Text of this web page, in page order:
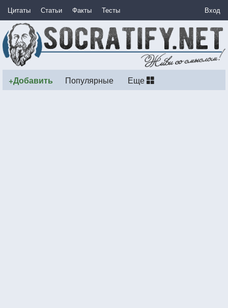
Цитаты Статьи Факты Тесты Вход
+Добавить Популярные Еще